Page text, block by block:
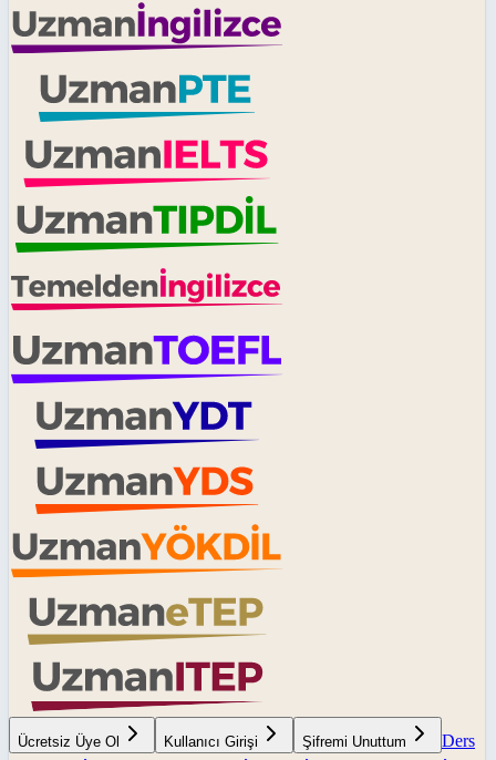
Ücretsiz Üye Ol Kullanıcı Girişi Şifremi Unuttum
Ders